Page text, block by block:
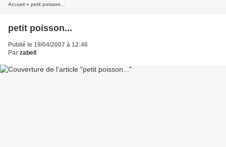
Accueil » petit poisson...
petit poisson...
Publié le 19/04/2007 à 12:46
Par zabell